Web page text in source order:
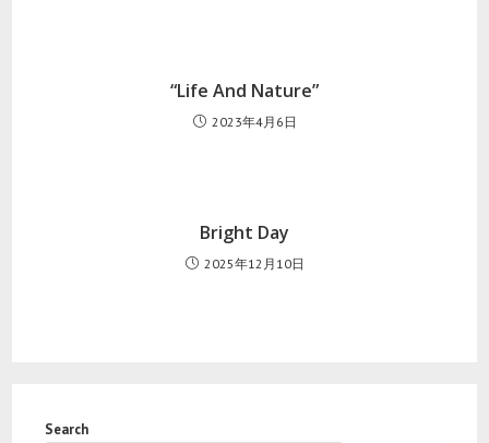
“Life And Nature”
2023年4月6日
Bright Day
2025年12月10日
Search